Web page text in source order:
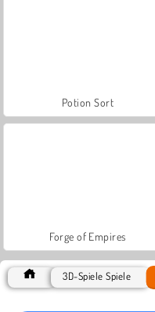
Potion Sort
Forge of Empires
3D-Spiele Spiele